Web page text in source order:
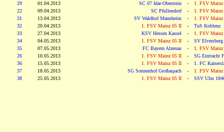
29
01.04.2013 SC 07 Idar-Oberstein -
1. FSV
22
09.04.2013 SC Pfullendorf -
1. FSV
31
13.04.2013 SV Waldhof Mannheim -
1. FSV
32
20.04.2013 1. FSV Mainz 05 II -
TuS Koblenz
33
27.04.2013 KSV Hessen Kassel -
1. FSV
34
04.05.2013 1. FSV Mainz 05 II -
SV Elversberg
35
07.05.2013 FC Bayern Alzenau -
1. FSV
26
10.05.2013 1. FSV Mainz 05 II -
SG Eintracht
36
15.05.2013 1. FSV Mainz 05 II -
1. FC
37
18.05.2013 SG Sonnenhof Großaspach -
1. FSV
38
25.05.2013 1. FSV Mainz 05 II - SSV Ulm